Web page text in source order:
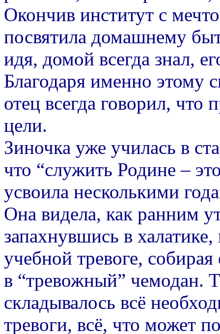
Окончив институт с
посвятила домашнему
идя, домой всегда знал,
Благодаря именно этому
отец всегда говорил, что
цели.
Зиночка уже училась в
что “служить Родине –
усвоила несколькими
Она видела, как ранним
запахнувшись в
учебной тревоге,
в “тревожный” чемодан.
складывалось всё
тревоги, всё, что может